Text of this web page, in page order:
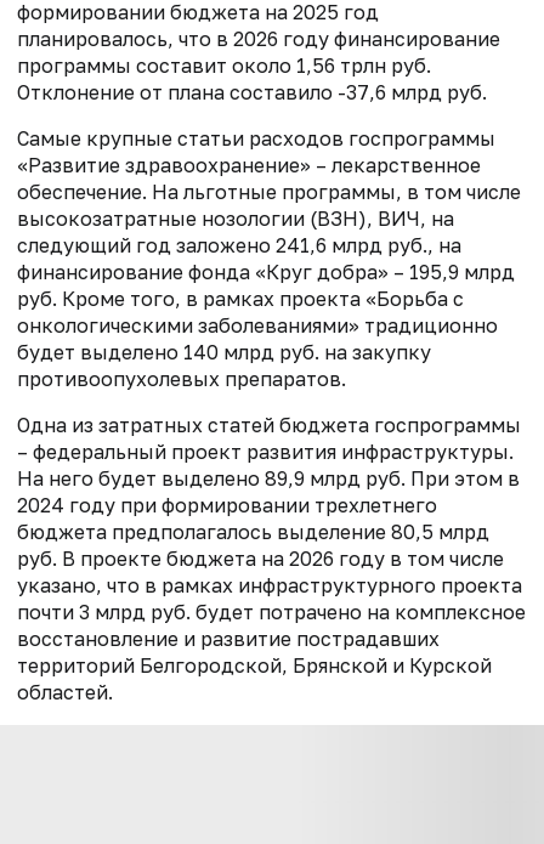
формировании бюджета на 2025 год
планировалось, что в 2026 году финансирование
программы составит около 1,56 трлн руб.
Отклонение от плана составило -37,6 млрд руб.
Самые крупные статьи расходов госпрограммы
«Развитие здравоохранение» – лекарственное
обеспечение. На льготные программы, в том числе
высокозатратные нозологии (ВЗН), ВИЧ, на
следующий год заложено 241,6 млрд руб., на
финансирование фонда «Круг добра» – 195,9 млрд
руб. Кроме того, в рамках проекта «Борьба с
онкологическими заболеваниями» традиционно
будет выделено 140 млрд руб. на закупку
противоопухолевых препаратов.
Одна из затратных статей бюджета госпрограммы
– федеральный проект развития инфраструктуры.
На него будет выделено 89,9 млрд руб. При этом в
2024 году при формировании трехлетнего
бюджета предполагалось выделение 80,5 млрд
руб. В проекте бюджета на 2026 году в том числе
указано, что в рамках инфраструктурного проекта
почти 3 млрд руб. будет потрачено на комплексное
восстановление и развитие пострадавших
территорий Белгородской, Брянской и Курской
областей.